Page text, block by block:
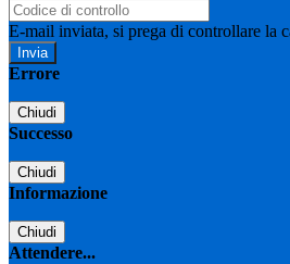
E-mail inviata, si prega di controllare la
Errore
Chiudi
Successo
Chiudi
Informazione
Chiudi
Attendere...